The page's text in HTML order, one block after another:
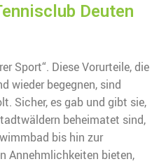
Deuten
Sport“. Diese Vorurteile, die
wieder begegnen, sind
Sicher, es gab und gibt sie,
beheimatet sind,
bis hin zur
Annehmlichkeiten bieten,